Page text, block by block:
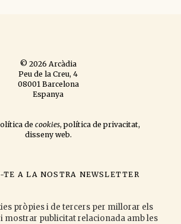
© 2026 Arcàdia
Peu de la Creu, 4
08001 Barcelona
Espanya
de cookies,política de privacitat,
disseny web.
TE A LA NOSTRA NEWSLETTER
que organitzem.
pròpies i de tercers per millorar els
mostrar publicitat relacionada amb les